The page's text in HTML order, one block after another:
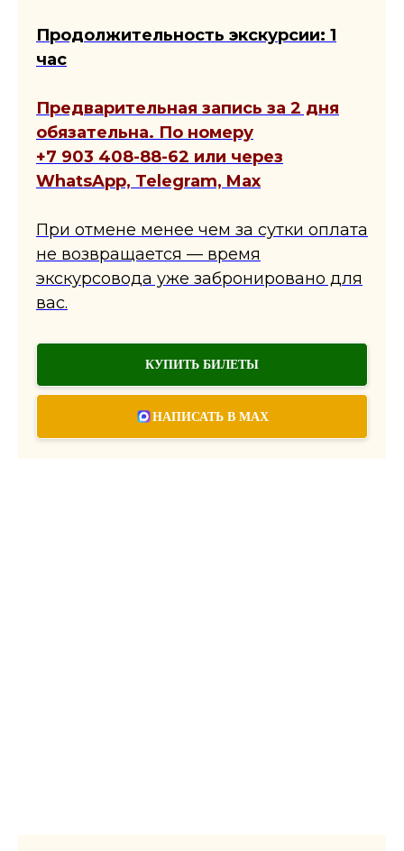
Продолжительность экскурсии: 1
час
Предварительная запись за 2 дня
обязательна. По номеру
+7 903 408-88-62 или через
WhatsApp, Telegram, Max
При отмене менее чем за сутки оплата
не возвращается — время
экскурсовода уже забронировано для
вас.
КУПИТЬ БИЛЕТЫ
НАПИСАТЬ В MAX